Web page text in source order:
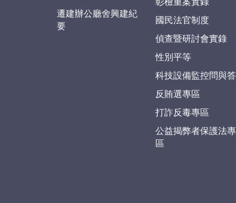
遷建辦公廳舍興建紀
要
彰檢重案實錄
國民法官制度
偵查暨研討會實錄
性別平等
科技設備監控問與答
反賄選專區
打詐反毒專區
公益揭弊者保護法專
區